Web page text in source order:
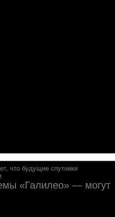
что будущие спутники
«Галилео» — могут